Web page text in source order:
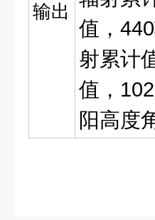
输出
值，
射累计
值，
阳高度